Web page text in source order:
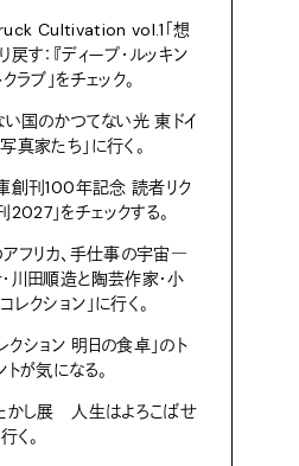
Cultivation vol.1「想
戻す：『ディープ・ルッキン
ラブ」をチェック。
い国のかつてない光 東ドイ
真家たち」に行く。
創刊100年記念 読者リク
2027」をチェックする。
アフリカ、手仕事の宇宙―
川田順造と陶芸作家・小
レクション」に行く。
クション 明日の食卓」のト
トが気になる。
かし展 人生はよろこばせ
く。